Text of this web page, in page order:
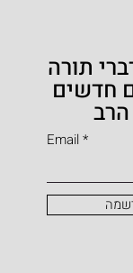
תורה
חדשים
Email